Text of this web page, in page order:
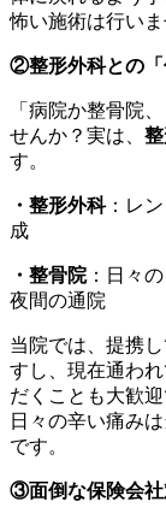
怖い施術は行い
②整形外科との「
「病院か整骨院
せんか？実は、
す。
・整形外科：レ
成
・整骨院：日々
夜間の通院
当院では、提携
すし、現在通わ
だくことも大歓
日々の辛い痛み
です。
③面倒な保険会社